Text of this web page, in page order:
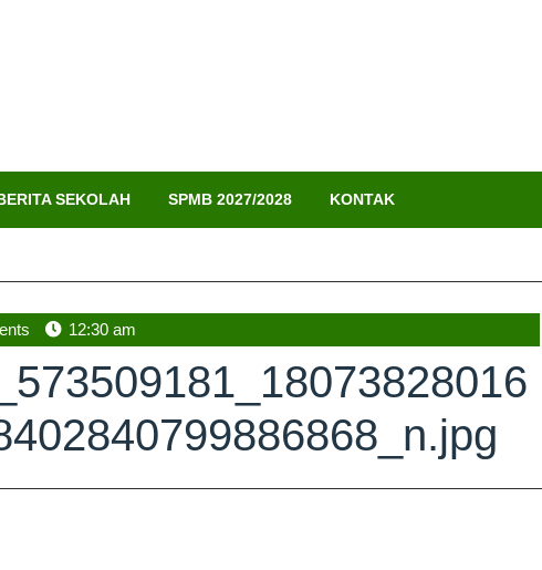
SEKOLAH SPMB 2027/2028 KONTAK
12:30 am